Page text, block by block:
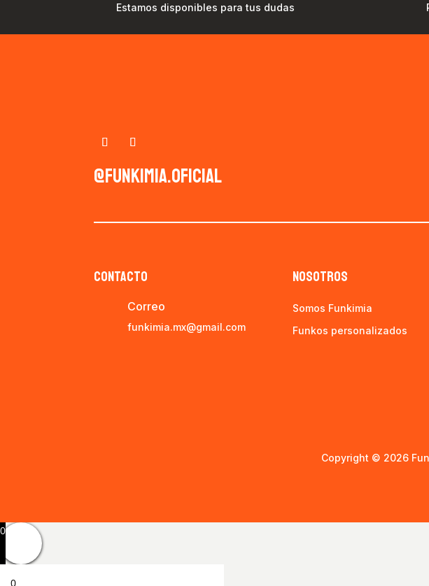
Estamos disponibles para tus dudas
@funkimia.oficial
CONTACTO
Correo
funkimia.mx@gmail.com
NOSOTROS
Somos Funkimia
Funkos personalizados
Copyright © 2026
0
0